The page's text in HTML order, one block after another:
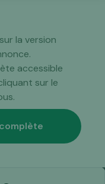
la version
accessible
sur le